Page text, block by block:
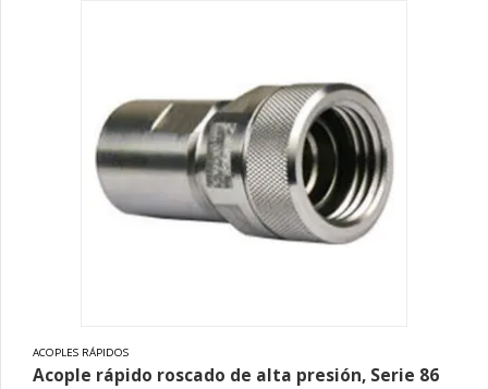
ACOPLES RÁPIDOS
Acople rápido roscado de alta presión, Serie 86